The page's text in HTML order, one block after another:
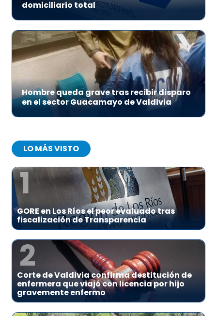
domiciliario total
Hombre queda grave tras recibir disparo
en el sector Guacamayo de Valdivia
LO MÁS VISTO
1
GORE en Los Ríos el peor evaluado tras
fiscalización de Transparencia
2
Corte de Valdivia confirma destitución de
enfermera que viajó con licencia por hijo
gravemente enfermo